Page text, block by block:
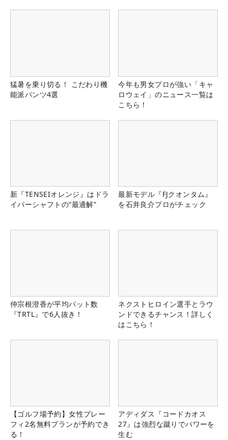
猛暑を乗り切る！ こだわり機
能派パンツ4選
今年も男女プロが強い「キャ
ロウェイ」のニュース一覧は
こちら！
新『TENSEIオレンジ』はドラ
イバーシャフトの“最適解”
最新モデル『FJクオンタム』
を石井良介プロがチェック
仲宗根澄香が平均パット数
『TRTL』で6人抜き！
ネクストヒロイン選手とラウ
ンドできるチャンス！詳しく
はこちら！
【ゴルフ場予約】女性プレー
フィ2名無料プランが予約でき
る！
アディダス『コードカオス
27』は強烈な蹴りでパワーを
生む